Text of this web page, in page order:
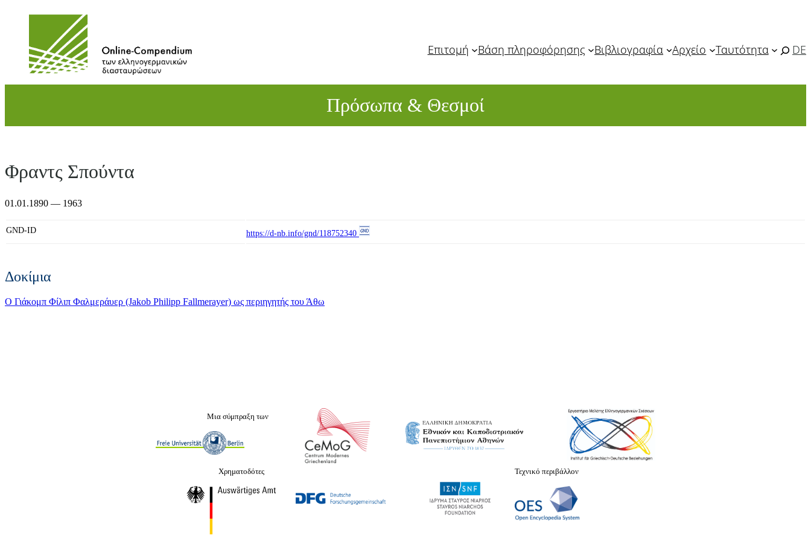
Επιτομή Βάση πληροφόρησης Βιβλιογραφία Αρχείο Ταυτότητα DE
Πρόσωπα & Θεσμοί
Φραντς Σπούντα
01.01.1890 — 1963
GND-ID https://d-nb.info/gnd/118752340
Δοκίμια
Ο Γιάκομπ Φίλιπ Φαλμεράυερ (Jakob Philipp Fallmerayer) ως περιηγητής του Άθω
Μια σύμπραξη των
Χρηματοδότες Τεχνικό περιβάλλον